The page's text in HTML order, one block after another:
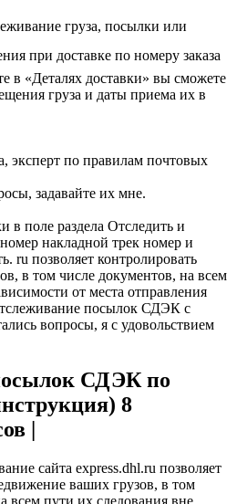
груза, посылки или
при доставке по номеру заказа
в «Деталях доставки» вы сможете
груза и даты приема их в
эксперт по правилам почтовых
задавайте их мне.
в поле раздела Отследить и
номер накладной трек номер и
ru позволяет контролировать
в том числе документов, на всем
от места отправления
посылок СДЭК с
вопросы, я с удовольствием
СДЭК по
8
|
сайта express.dhl.ru позволяет
ваших грузов, в том
всем пути их следования вне